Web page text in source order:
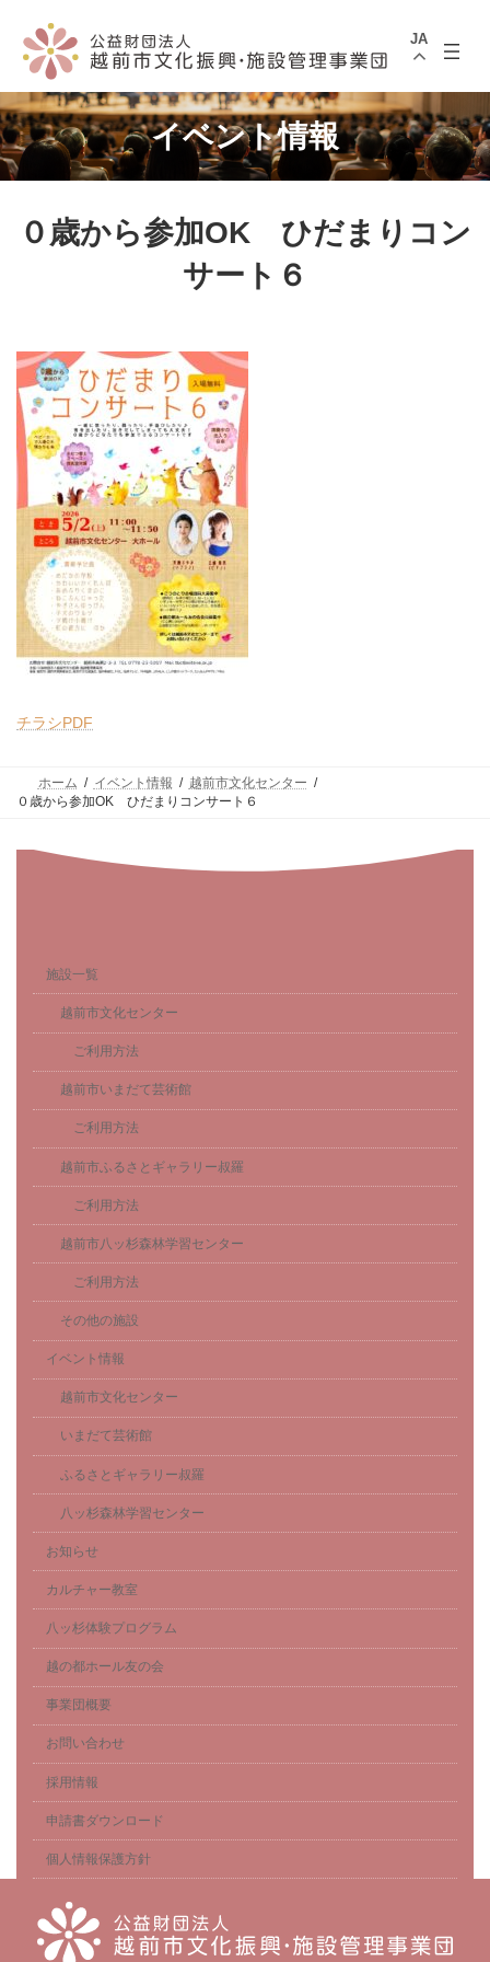
へ
ス
キ
ッ
プ
ョ
ン
に
移
動
JA
イベント情報
０歳から参加OK ひだまりコン
サート６
チラシPDF
ホーム イベント情報
越前市文化センター
０歳から参加OK ひだまりコンサート６
施設一覧
越前市文化センター
ご利用方法
越前市いまだて芸術館
ご利用方法
越前市ふるさとギャラリー叔羅
ご利用方法
越前市八ッ杉森林学習センター
ご利用方法
その他の施設
イベント情報
越前市文化センター
いまだて芸術館
ふるさとギャラリー叔羅
八ッ杉森林学習センター
お知らせ
カルチャー教室
八ッ杉体験プログラム
越の都ホール友の会
事業団概要
お問い合わせ
採用情報
申請書ダウンロード
個人情報保護方針